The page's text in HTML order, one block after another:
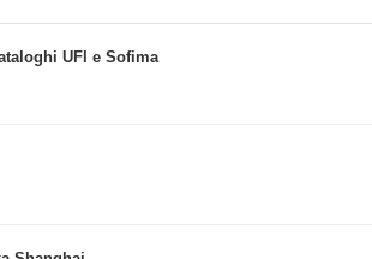
UFI e Sofima